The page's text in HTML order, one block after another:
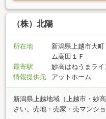
（株）北陽
所在地
新潟県上越市大
ム高田１Ｆ
最寄駅
妙高はねうまラ
情報提供元
アットホーム
新潟県上越地域（上越市・妙
さい。売地・売家・売マンシ